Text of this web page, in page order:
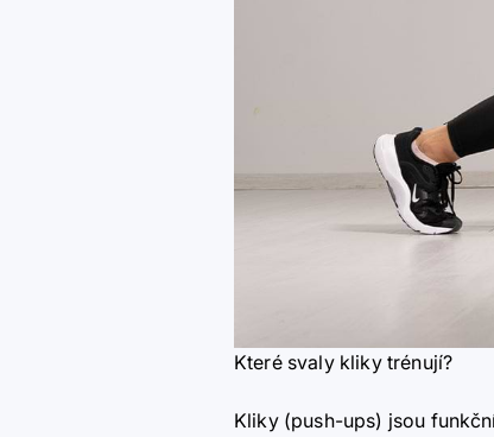
Které svaly kliky trénují?
Kliky (push-ups) jsou